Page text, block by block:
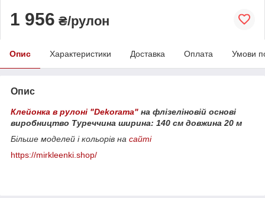
1 956 ₴/рулон
Опис Характеристики Доставка Оплата Умови
Опис
Клейонка в рулоні "Dekorama" на флізеліновій основі
виробництво Туреччина ширина: 140 см довжина 20 м
Більше моделей і кольорів на сайті
https://mirkleenki.shop/